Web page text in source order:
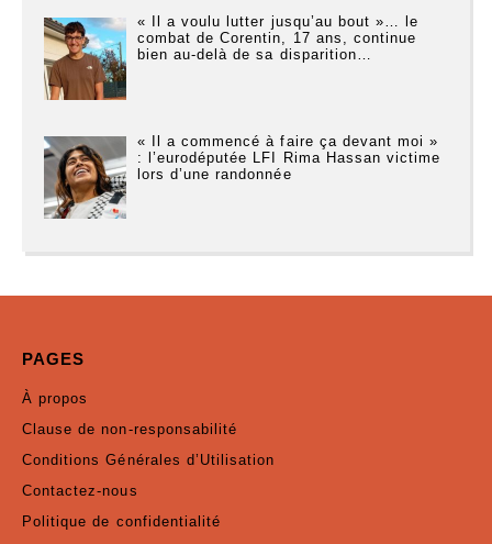
« Il a voulu lutter jusqu’au bout »… le
combat de Corentin, 17 ans, continue
bien au-delà de sa disparition…
« Il a commencé à faire ça devant moi »
: l’eurodéputée LFI Rima Hassan victime
lors d’une randonnée
PAGES
À propos
Clause de non-responsabilité
Conditions Générales d’Utilisation
Contactez-nous
Politique de confidentialité